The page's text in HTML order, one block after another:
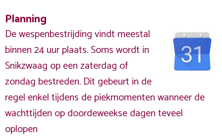
Planning
De wespenbestrijding vindt meestal
binnen 24 uur plaats. Soms wordt in
Snikzwaag op een zaterdag of
zondag bestreden. Dit gebeurt in de
regel enkel tijdens de piekmomenten wanneer de
wachttijden op doordeweekse dagen teveel
oplopen